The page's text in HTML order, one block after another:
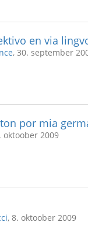
en via
, 30. september
por mia
oktoober 2009
, 8. oktoober 2009